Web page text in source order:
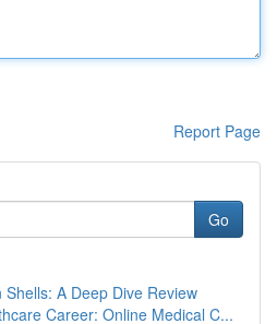
Report Page
Go
A Deep Dive Review
Career: Online Medical C...